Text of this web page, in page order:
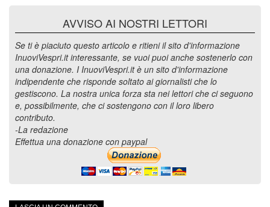
AVVISO AI NOSTRI LETTORI
Se ti è piaciuto questo articolo e ritieni il sito d'informazione
InuoviVespri.it interessante, se vuoi puoi anche sostenerlo con
una donazione. I InuoviVespri.it è un sito d'informazione
indipendente che risponde soltato ai giornalisti che lo
gestiscono. La nostra unica forza sta nei lettori che ci seguono
e, possibilmente, che ci sostengono con il loro libero
contributo.
-La redazione
Effettua una donazione con paypal